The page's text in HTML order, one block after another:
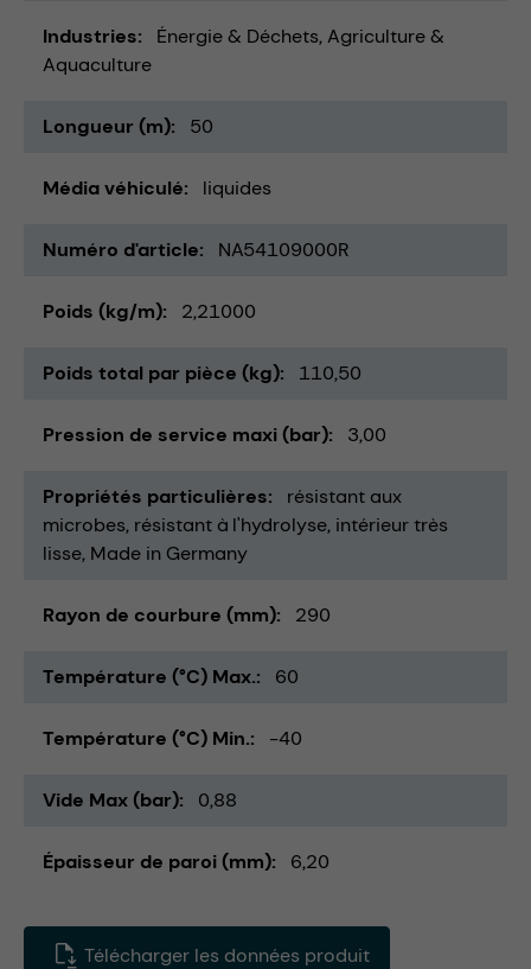
Industries Énergie & Déchets Agriculture &
Aquaculture
Longueur (m) 50
Média véhiculé liquides
Numéro d'article NA54109000R
Poids (kg/m) 2,21000
Poids total par pièce (kg) 110,50
Pression de service maxi (bar) 3,00
Propriétés particulières
résistant aux
microbes résistant à l'hydrolyse intérieur très
lisse Made in Germany
Rayon de courbure (mm) 290
Température (°C) Max. 60
Température (°C) Min. -40
Vide Max (bar) 0,88
Épaisseur de paroi (mm) 6,20
Télécharger les données produit